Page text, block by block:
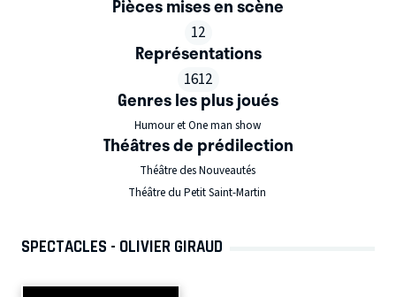
Pièces mises en scène
12
Représentations
1612
Genres les plus joués
Humour et One man show
Théâtres de prédilection
Théâtre des Nouveautés
Théâtre du Petit Saint-Martin
SPECTACLES - OLIVIER GIRAUD